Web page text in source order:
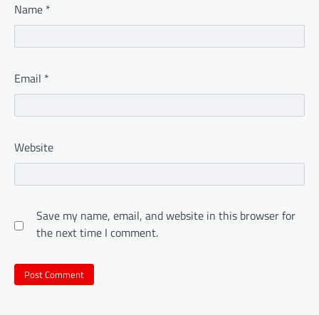
Name *
Email *
Website
Save my name, email, and website in this browser for
the next time I comment.